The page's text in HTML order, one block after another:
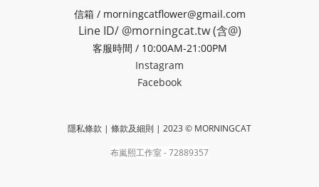
信箱 / morningcatflower@gmail.com
Line ID/ @morningcat.tw (含@)
客服時間 / 10:00AM-21:00PM
Instagram
Facebook
隱私條款 | 條款及細則 | 2023 © MORNINGCAT
布嵐熙工作室 - 72889357